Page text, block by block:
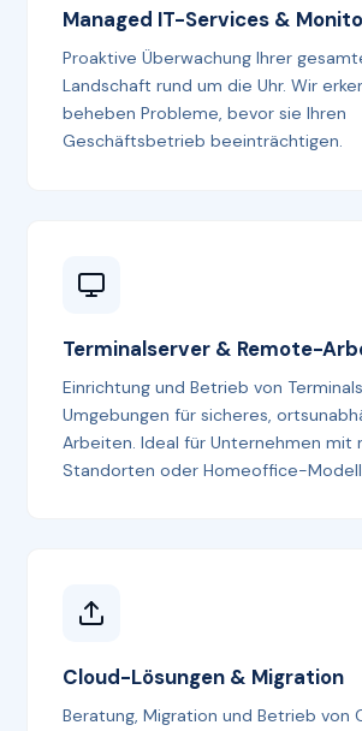
Managed IT-Services &
Proaktive Überwachung Ihrer
Landschaft rund um die Uhr. Wir
beheben Probleme, bevor sie Ihren
Geschäftsbetrieb beeinträchtigen.
Terminalserver & Remote-
Einrichtung und Betrieb von
Umgebungen für sicheres,
Arbeiten. Ideal für Unternehmen mit
Standorten oder Homeoffice-
Cloud-Lösungen & Migration
Beratung, Migration und Betrieb von